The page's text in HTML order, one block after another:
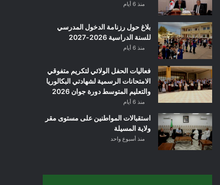
منذ 6 أيام
بلاغ حول رزنامة الدخول المدرسي
للسنة الدراسية 2026-2027
منذ 6 أيام
فعاليات الحفل الولائي لتكريم متفوقي
الامتحانات الرسمية لشهادتي البكالوريا
والتعليم المتوسط دورة جوان 2026
منذ 6 أيام
استقبالات المواطنين على مستوى مقر
ولاية المسيلة
منذ أسبوع واحد